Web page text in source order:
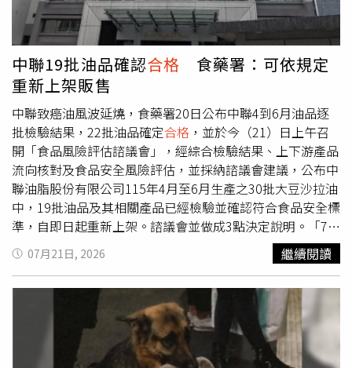
疑時曾為廠商背書，如今標案陸續解約，不僅造成重新招
標，也浪費國防人力與行政資源。她進一步表示，國防部不
應將相關問題歸咎於外部因素或政治操作，而應正視標案審
查及採購制度是否存在缺失。她指出，福麥公司承攬案件曾
遭監察院關注，而105公厘砲彈原料過去原可由國內生產，
後續改採委外方式，如今又因輸出許可問題導致採購受阻，
相關政策及決策過程都值得重新檢討。王鴻薇呼籲，國防部
應全面檢視國防採購案件的資格審查、招標標準及履約管理
機制，避免類似情況再度發生，確保國防建軍工作順利推
動。
中聯19批油品確認合格 食藥署：可依規定
重新上架販售
中聯致癌油風波延燒，食藥署20日公布中聯4到6月油品逐
批檢驗結果，22批油品確定合格 ，並於今（21）日上午召
開「食品風險評估諮議會」，經綜合檢驗結果、上下游產品
流向核對及食品安全風險評估，並採納諮議會建議，公布中
聯油脂股份有限公司115年4月至6月生產之30批大豆沙拉油
中，19批油品及其相關產品已經檢驗並確認符合食品安全標
準，自即日起重新上架。諮議會並做成3點決定說明。「7批
不 合格油品及1批無檢體油品，維持一律不得上架並啟動銷
毀程序」，食藥署指出，中聯115年4月至6月共有7批油
品，因已確認上游原油或下游終端產品檢出苯(a)駢芘超
標，已違反食品安全衛生管理法，這7批次的油品及相關產
品一律不得重新上架，食藥署並要求各地方衛生局監督及啟
動銷毀程序。另有1批油品因主要為外銷，無留樣檢體可供
檢驗，亦屬不得恢復上架。「19批油品及其相關產品均檢驗
07月21日, 2026 繼續閱讀